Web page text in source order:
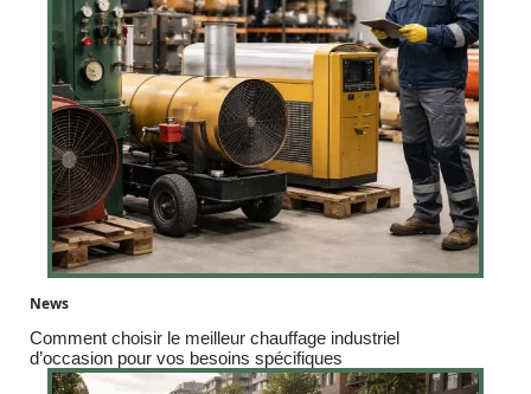
News
Comment choisir le meilleur chauffage industriel
d’occasion pour vos besoins spécifiques